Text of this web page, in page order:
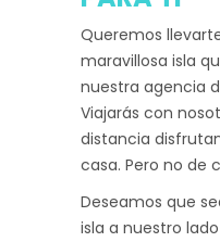
Queremos
maravillosa isla
nuestra agencia
Viajarás con
distancia
casa. Pero no de
Deseamos que
isla a nuestro